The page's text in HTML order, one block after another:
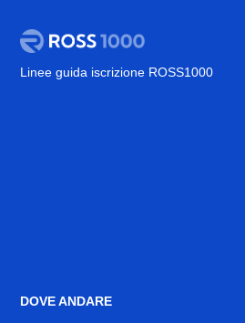
Linee guida iscrizione ROSS1000
DOVE ANDARE